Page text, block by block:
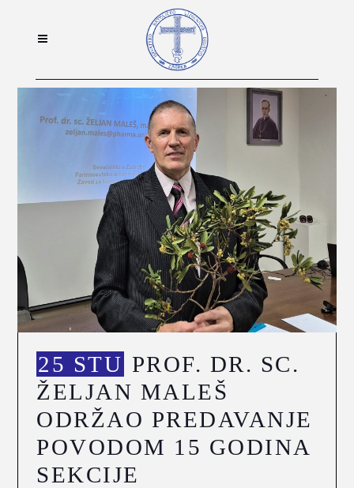
25 STU PROF. DR. SC.
ŽELJAN MALEŠ
ODRŽAO PREDAVANJE
POVODOM 15 GODINA
SEKCIJE